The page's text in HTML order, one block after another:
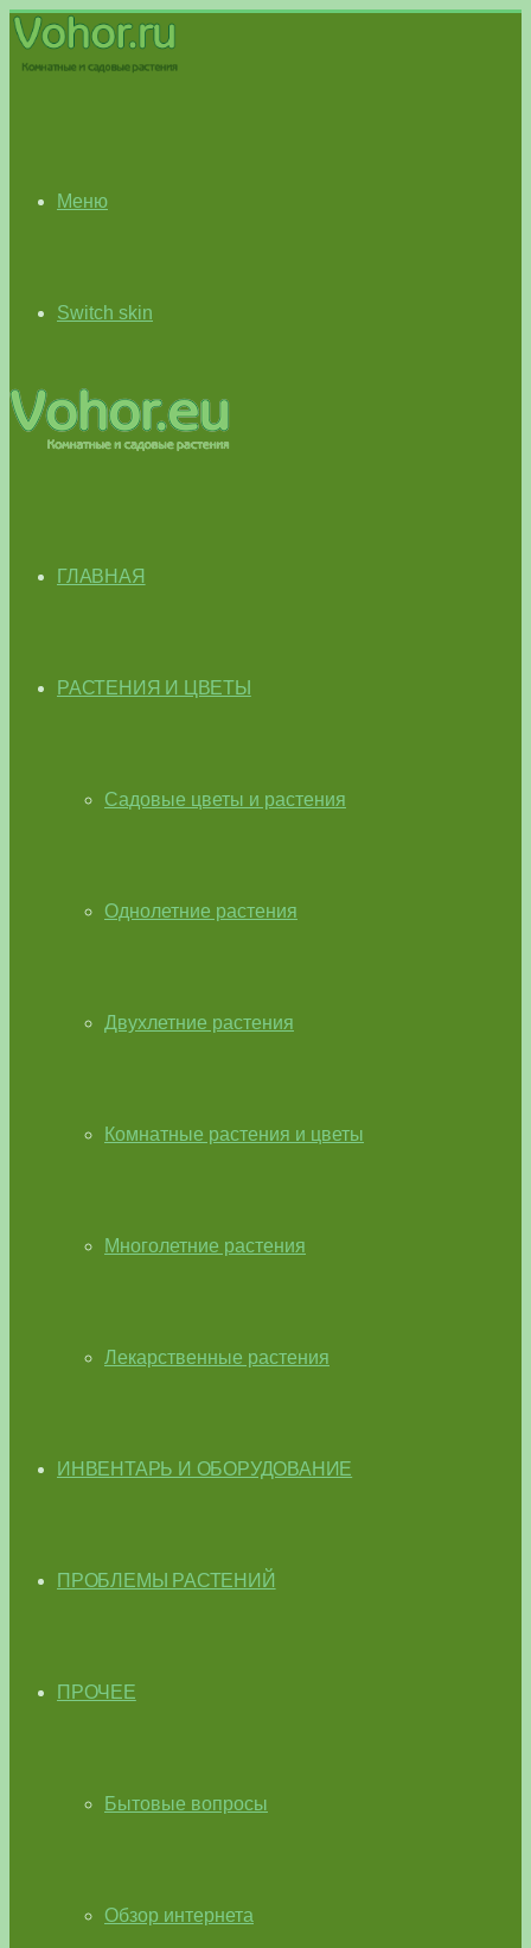
Меню
Switch skin
ГЛАВНАЯ
РАСТЕНИЯ И ЦВЕТЫ
Садовые цветы и растения
Однолетние растения
Двухлетние растения
Комнатные растения и цветы
Многолетние растения
Лекарственные растения
ИНВЕНТАРЬ И ОБОРУДОВАНИЕ
ПРОБЛЕМЫ РАСТЕНИЙ
ПРОЧЕЕ
Бытовые вопросы
Обзор интернета